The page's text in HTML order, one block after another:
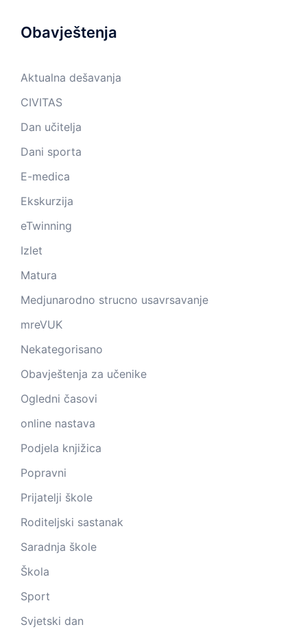
Obavještenja
Aktualna dešavanja
CIVITAS
Dan učitelja
Dani sporta
E-medica
Ekskurzija
eTwinning
Izlet
Matura
Medjunarodno strucno usavrsavanje
mreVUK
Nekategorisano
Obavještenja za učenike
Ogledni časovi
online nastava
Podjela knjižica
Popravni
Prijatelji škole
Roditeljski sastanak
Saradnja škole
Škola
Sport
Svjetski dan